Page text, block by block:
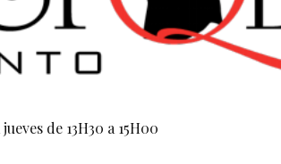
de 13H30 a 15H00